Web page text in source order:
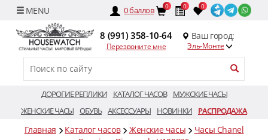
0баллов 0 0 0
8 (991) 358-10-64
Перезвоните мне
Ваш город:
Эль-Монте
ДОРОГИЕ РЕПЛИКИ КАТАЛОГ ЧАСОВ
МУЖСКИЕ ЧАСЫ
ЖЕНСКИЕ ЧАСЫ ОБУВЬ АКСЕССУАРЫ НОВИНКИ РАСПРОДАЖА
Главная Каталог часов Женские часы
Часы Chanel